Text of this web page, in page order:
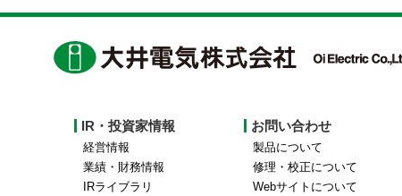
IR・投資家情報
経営情報
業績・財務情報
IRライブラリ
お問い合わせ
製品について
修理・校正について
Webサイトについて